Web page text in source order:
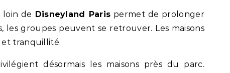
loin de Disneyland Paris permet de prolonger
les groupes peuvent se retrouver. Les maisons
et tranquillité.
désormais les maisons près du parc.